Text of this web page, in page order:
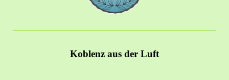
Koblenz aus der Luft